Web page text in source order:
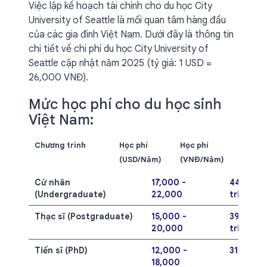
Việc lập kế hoạch tài chính cho du học City
University of Seattle là mối quan tâm hàng đầu
của các gia đình Việt Nam. Dưới đây là thông tin
chi tiết về chi phí du học City University of
Seattle cập nhật năm 2025 (tỷ giá: 1 USD =
26,000 VNĐ).
Mức học phí cho du học sinh
Việt Nam:
Chương trình
Học phí
(USD/Năm)
Học phí
(VNĐ/Năm)
Cử nhân
(Undergraduate)
17,000 -
22,000
442 -
triệu
Thạc sĩ (Postgraduate)
15,000 -
20,000
390 -
triệu
Tiến sĩ (PhD)
12,000 -
18,000
312 -